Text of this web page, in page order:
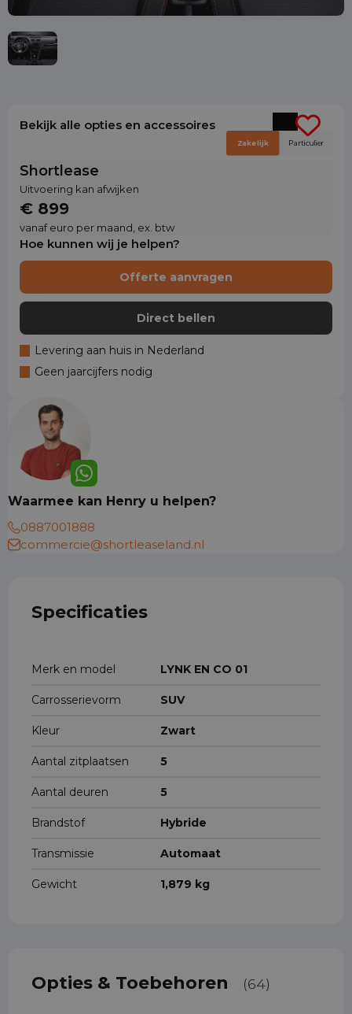
Bekijk alle opties en accessoires
Shortlease
Uitvoering kan afwijken
€ 899
vanaf euro per maand, ex. btw
Zakelijk Particulier
Hoe kunnen wij je helpen?
Offerte aanvragen
Direct bellen
Levering aan huis in Nederland
Geen jaarcijfers nodig
Waarmee kan Henry u helpen?
0887001888
commercie@shortleaseland.nl
Specificaties
Merk en model LYNK EN CO 01
Carrosserievorm SUV
Kleur Zwart
Aantal zitplaatsen 5
Aantal deuren 5
Brandstof Hybride
Transmissie Automaat
Gewicht 1,879 kg
Opties & Toebehoren (64)